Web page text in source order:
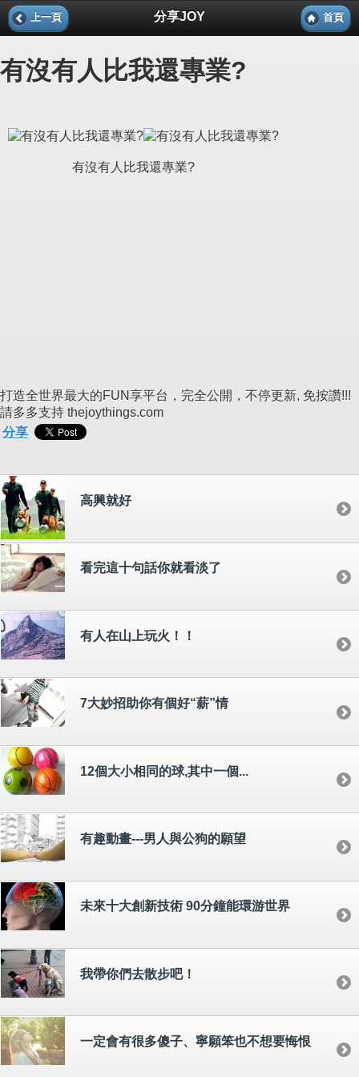
上一頁 分享JOY 首頁
有沒有人比我還專業?
有沒有人比我還專業?
打造全世界最大的FUN享平台，完全公開，不停更新, 免按讚!!!
請多多支持 thejoythings.com
分享
高興就好
看完這十句話你就看淡了
有人在山上玩火！！
7大妙招助你有個好“薪”情
12個大小相同的球,其中一個...
有趣動畫---男人與公狗的願望
未來十大創新技術 90分鐘能環游世界
我帶你們去散步吧！
一定會有很多傻子、寧願笨也不想要悔恨